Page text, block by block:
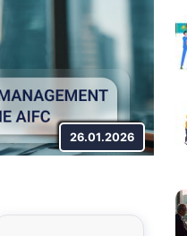
26.01.2026